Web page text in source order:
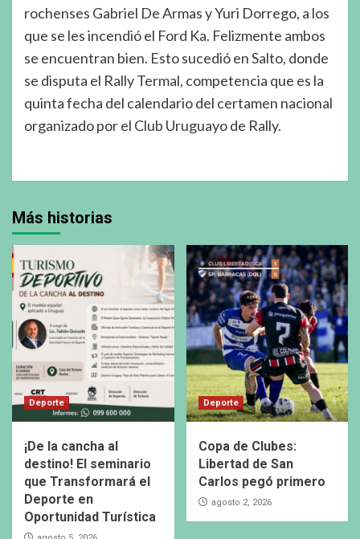
rochenses Gabriel De Armas y Yuri Dorrego, a los
que se les incendió el Ford Ka. Felizmente ambos
se encuentran bien. Esto sucedió en Salto, donde
se disputa el Rally Termal, competencia que es la
quinta fecha del calendario del certamen nacional
organizado por el Club Uruguayo de Rally.
Más historias
Deporte
¡De la cancha al
destino! El seminario
que Transformará el
Deporte en
Oportunidad Turística
Deporte
Copa de Clubes:
Libertad de San
Carlos pegó primero
agosto 2, 2026